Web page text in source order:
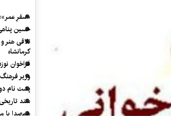
«سفرِ
حسین
تلاقی هنر
کرمانشاه
فراخوان
وزیر
پشت نام
سند
هم‌صدا با